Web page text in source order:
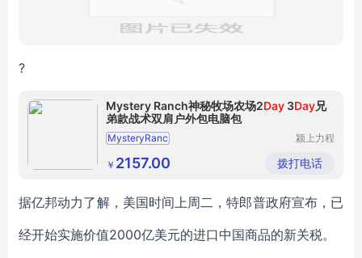
?
Mystery Ranch神秘牧场农场2Day 3Day兄
弟款战术双肩户外包电脑包
MysteryRanc
颍上力程
有限公司
￥ 2157.00 拨打电话
据亿邦动力了解，美国时间上周二，特郎普政府宣布，已
经开始实施价值2000亿美元的进口中国商品的新关税。